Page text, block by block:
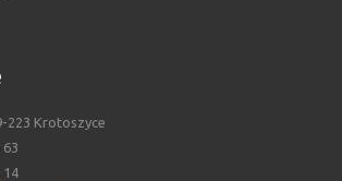
223 Krotoszyce
63
14